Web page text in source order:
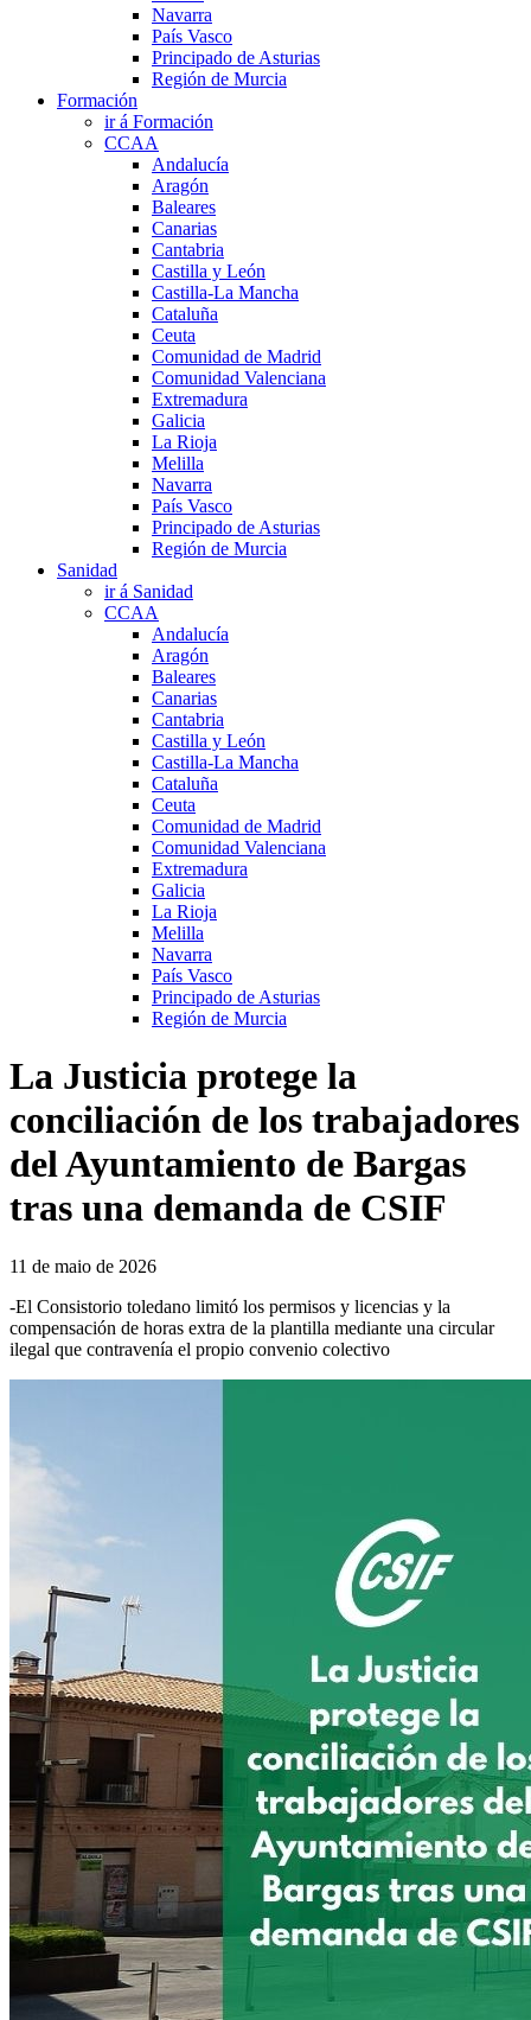
Navarra
País Vasco
Principado de Asturias
Región de Murcia
Formación
ir á Formación
CCAA
Andalucía
Aragón
Baleares
Canarias
Cantabria
Castilla y León
Castilla-La Mancha
Cataluña
Ceuta
Comunidad de Madrid
Comunidad Valenciana
Extremadura
Galicia
La Rioja
Melilla
Navarra
País Vasco
Principado de Asturias
Región de Murcia
Sanidad
ir á Sanidad
CCAA
Andalucía
Aragón
Baleares
Canarias
Cantabria
Castilla y León
Castilla-La Mancha
Cataluña
Ceuta
Comunidad de Madrid
Comunidad Valenciana
Extremadura
Galicia
La Rioja
Melilla
Navarra
País Vasco
Principado de Asturias
Región de Murcia
La Justicia protege la
conciliación de los trabajadores
del Ayuntamiento de Bargas
tras una demanda de CSIF
11 de maio de 2026
-El Consistorio toledano limitó los permisos y licencias y la
compensación de horas extra de la plantilla mediante una circular
ilegal que contravenía el propio convenio colectivo